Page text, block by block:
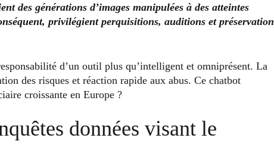
des générations d’images manipulées à des atteintes
privilégient perquisitions, auditions et préservation
d’un outil plus qu’intelligent et omniprésent. La
des risques et réaction rapide aux abus. Ce chatbot
croissante en Europe ?
données visant le